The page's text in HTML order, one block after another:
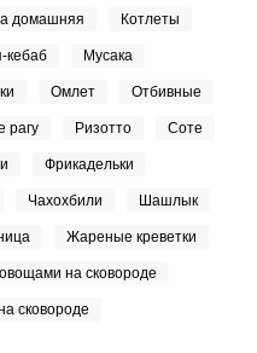
домашняя Котлеты
кебаб Мусака
Омлет Отбивные
рагу Ризотто Соте
Фрикадельки
Чахохбили Шашлык
Жареные креветки
овощами на сковороде
сковороде